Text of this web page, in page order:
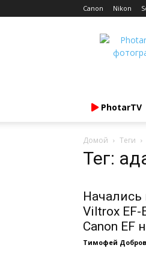
Canon Nikon
PhotarTV
Домой Теги
Тег:
Начались
Viltrox EF-
Canon EF
Тимофей